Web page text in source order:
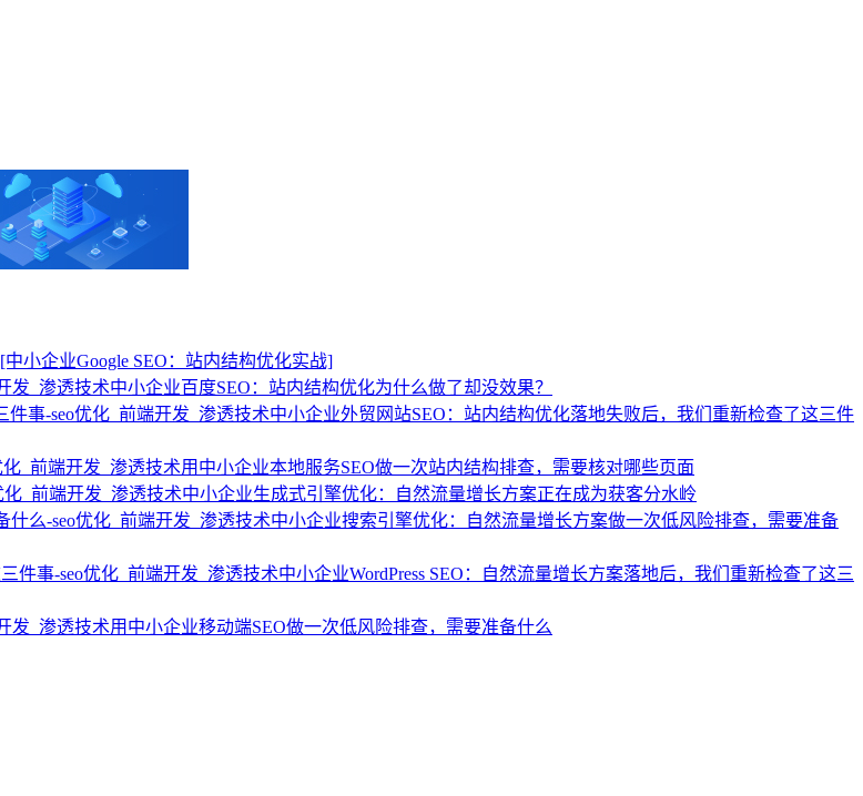
[中小企业Google SEO：站内结构优化实战]
中小企业百度SEO：站内结构优化为什么做了却没效果？
中小企业外贸网站SEO：站内结构优化落地失败后，我们重新检查了这三件
用中小企业本地服务SEO做一次站内结构排查，需要核对哪些页面
中小企业生成式引擎优化：自然流量增长方案正在成为获客分水岭
中小企业搜索引擎优化：自然流量增长方案做一次低风险排查，需要准备
中小企业WordPress SEO：自然流量增长方案落地后，我们重新检查了这三
用中小企业移动端SEO做一次低风险排查，需要准备什么